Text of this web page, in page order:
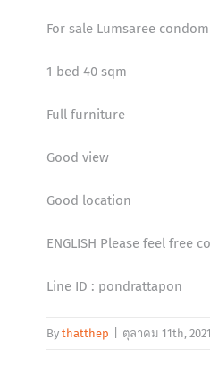
For sale Lumsaree
1 bed 40 sqm
Full furniture
Good view
Good location
ENGLISH Please feel free
Line ID : pondrattapon
By thatthep ตุลาคม 11th, 2021